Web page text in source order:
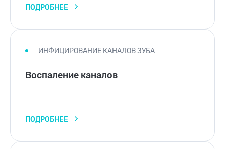
ПОДРОБНЕЕ
ИНФИЦИРОВАНИЕ КАНАЛОВ ЗУБА
Воспаление каналов
ПОДРОБНЕЕ